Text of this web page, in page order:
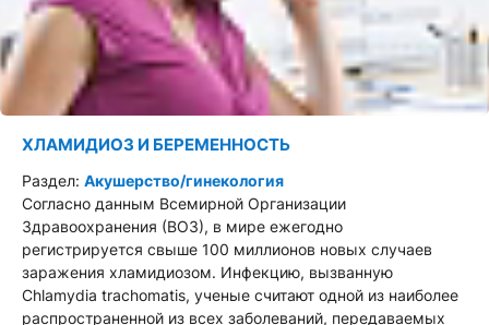
ХЛАМИДИОЗ И БЕРЕМЕННОСТЬ
Раздел: Акушерство/гинекология
Согласно данным Всемирной Организации
Здравоохранения (ВОЗ), в мире ежегодно
регистрируется свыше 100 миллионов новых случаев
заражения хламидиозом. Инфекцию, вызванную
Chlamydia trachomatis, ученые считают одной из наиболее
распространенной из всех заболеваний, передаваемых